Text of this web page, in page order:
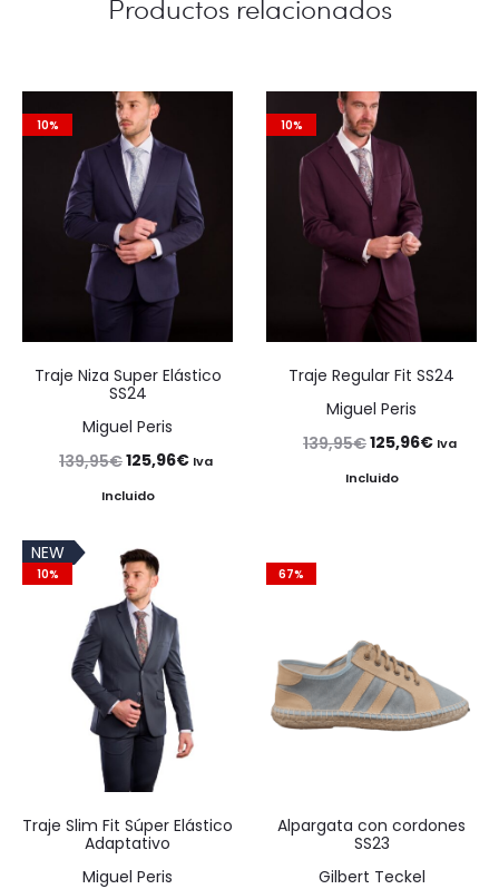
Productos relacionados
10%
Traje Niza Super Elástico
SS24
Miguel Peris
139,95€El
precio
era:
139,95€.
125,96€ElIva
Incluido
10%
Traje Regular Fit SS24
Miguel Peris
139,95€El
precio
125,96€ElIva
Incluido
NEW
10%
Traje Slim Fit Súper Elástico
Adaptativo
Miguel Peris
67%
Alpargata con cordones
SS23
Gilbert Teckel